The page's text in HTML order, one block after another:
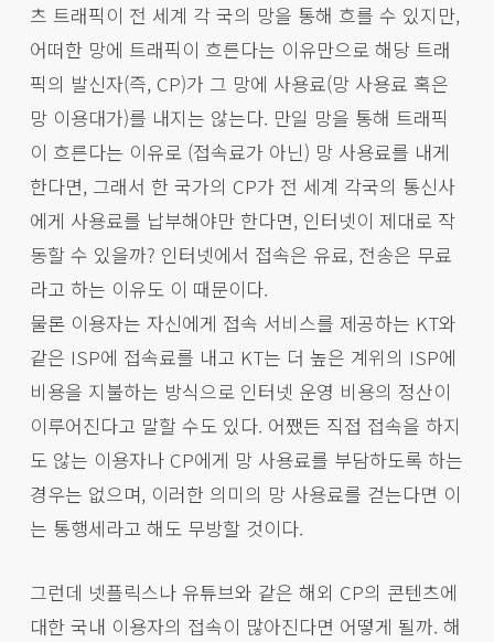
츠 트래픽이 전 세계 각 국의 망을 통해 흐를 수 있지만,
어떠한 망에 트래픽이 흐른다는 이유만으로 해당 트래
픽의 발신자(즉, CP)가 그 망에 사용료(망 사용료 혹은
망 이용대가)를 내지는 않는다. 만일 망을 통해 트래픽
이 흐른다는 이유로 (접속료가 아닌) 망 사용료를 내게
한다면, 그래서 한 국가의 CP가 전 세계 각국의 통신사
에게 사용료를 납부해야만 한다면, 인터넷이 제대로 작
동할 수 있을까? 인터넷에서 접속은 유료, 전송은 무료
라고 하는 이유도 이 때문이다.
물론 이용자는 자신에게 접속 서비스를 제공하는 KT와
같은 ISP에 접속료를 내고 KT는 더 높은 계위의 ISP에
비용을 지불하는 방식으로 인터넷 운영 비용의 정산이
이루어진다고 말할 수도 있다. 어쨌든 직접 접속을 하지
도 않는 이용자나 CP에게 망 사용료를 부담하도록 하는
경우는 없으며, 이러한 의미의 망 사용료를 걷는다면 이
는 통행세라고 해도 무방할 것이다.
그런데 넷플릭스나 유튜브와 같은 해외 CP의 콘텐츠에
대한 국내 이용자의 접속이 많아진다면 어떻게 될까. 해